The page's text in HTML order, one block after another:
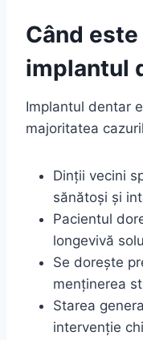
Când
implantul
Implantul dentar
majoritatea
Dinții vecini
sănătoși și
Pacientul
longevivă
Se dorește
menținerea
Starea
intervenție